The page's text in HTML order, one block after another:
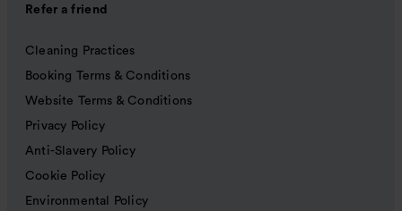
Refer a friend
Cleaning Practices
Booking Terms & Conditions
Website Terms & Conditions
Privacy Policy
Anti-Slavery Policy
Cookie Policy
Environmental Policy